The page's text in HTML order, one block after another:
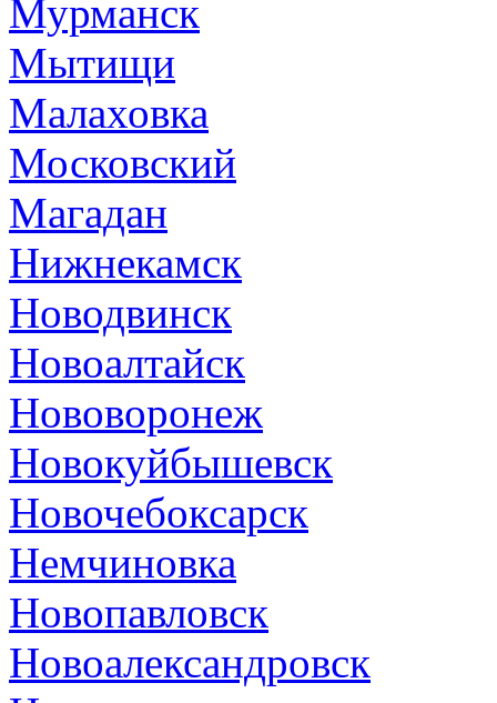
Мурманск
Мытищи
Малаховка
Московский
Магадан
Нижнекамск
Новодвинск
Новоалтайск
Нововоронеж
Новокуйбышевск
Новочебоксарск
Немчиновка
Новопавловск
Новоалександровск